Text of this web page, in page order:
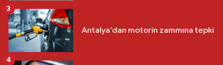
Antalya’dan motorin zammına tepki
3
4